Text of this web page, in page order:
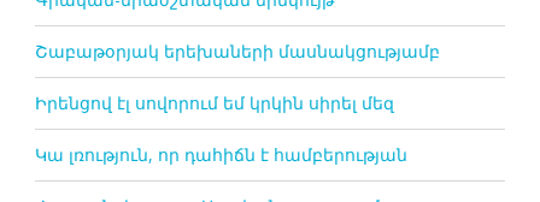
Շաբաթօրյակ երեխաների մասնակցությամբ
Իրենցով էլ սովորում եմ կրկին սիրել մեզ
Կա լռություն, որ դահիճն է համբերության